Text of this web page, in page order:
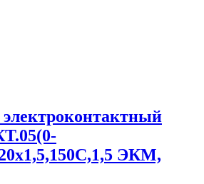
ЭКМ,